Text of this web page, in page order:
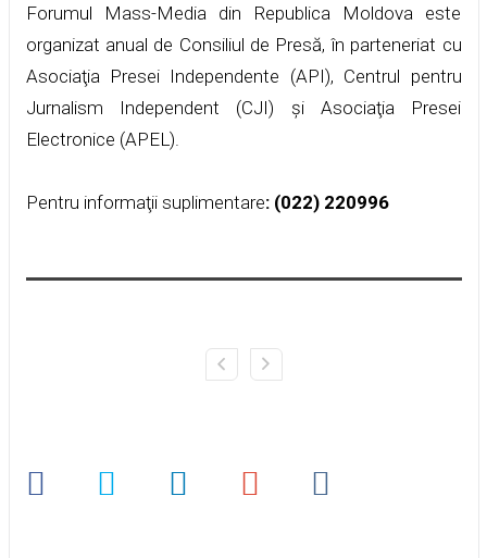
Forumul Mass-Media din Republica Moldova este
organizat anual de Consiliul de Presă, în parteneriat cu
Asociaţia Presei Independente (API), Centrul pentru
Jurnalism Independent (CJI) și Asociaţia Presei
Electronice (APEL).
Pentru informaţii suplimentare: (022) 220996